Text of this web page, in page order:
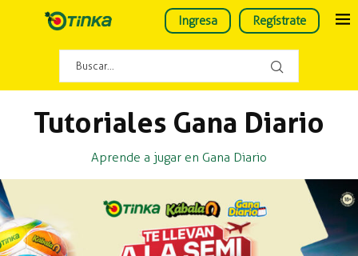
Ingresa Regístrate
Tutoriales Gana Diario
Aprende a jugar en Gana Diario